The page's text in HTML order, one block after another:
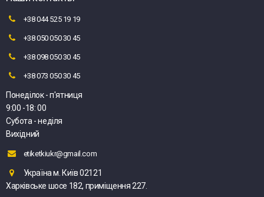
+38 044 525 19 19
+38 050 050 30 45
+38 098 050 30 45
+38 073 050 30 45
Понеділок - п'ятниця
9:00 -18: 00
Субота - неділя
Вихідний
etiketkiukr@gmail.com
Україна м. Київ 02121
Харківське шосе 182, приміщення 227.